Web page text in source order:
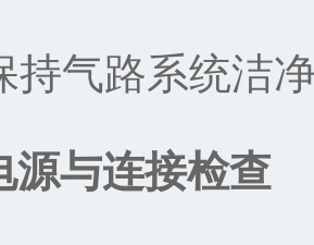
路系统洁净
源与连接检查‌